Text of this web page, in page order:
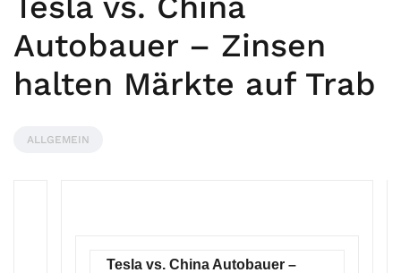
Autobauer – Zinsen
halten Märkte auf Trab
ALLGEMEIN
Tesla vs. China Autobauer –